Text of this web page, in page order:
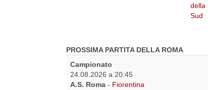
PROSSIMA PARTITA DELLA ROMA
Campionato
24.08.2026 a 20:45
A.S. Roma - Fiorentina